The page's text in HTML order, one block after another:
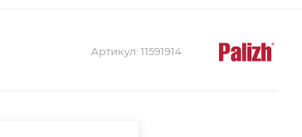
Артикул: 11591914